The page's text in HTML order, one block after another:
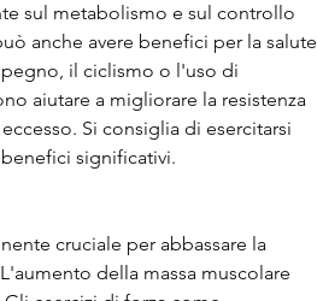
sul metabolismo e sul controllo
anche avere benefici per la salute
il ciclismo o l'uso di
aiutare a migliorare la resistenza
Si consiglia di esercitarsi
significativi.
cruciale per abbassare la
della massa muscolare